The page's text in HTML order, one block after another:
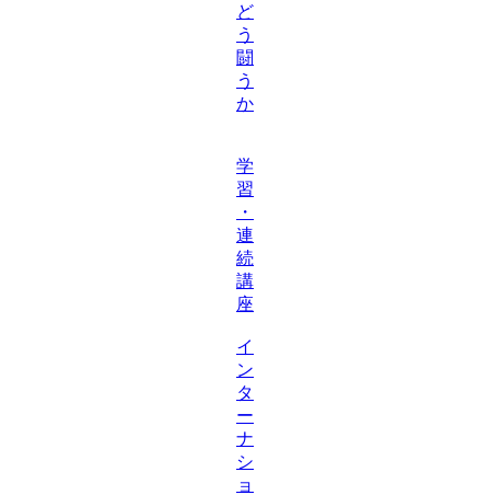
ど
う
闘
う
か
学
習
・
連
続
講
座
イ
ン
タ
ー
ナ
シ
ョ